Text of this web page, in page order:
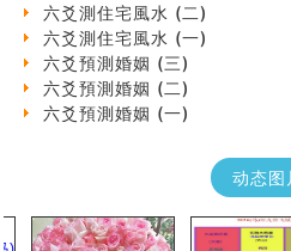
算命先生都不外传的算命顺口溜
什么是到山到向？上山下水？
六爻算卦：我能面试升职吗？
《高岛易断》(一)
朱德總司命造 (名⼈⼋字淺析九
如何给企业起名才能提高影响
种种“面相”大剖析
同年同月同日同时同地生命
六爻測住宅風水 (二)
六爻測住宅風水 (一)
六爻預測婚姻 (三)
六爻預測婚姻 (二)
六爻預測婚姻 (一)
动态图